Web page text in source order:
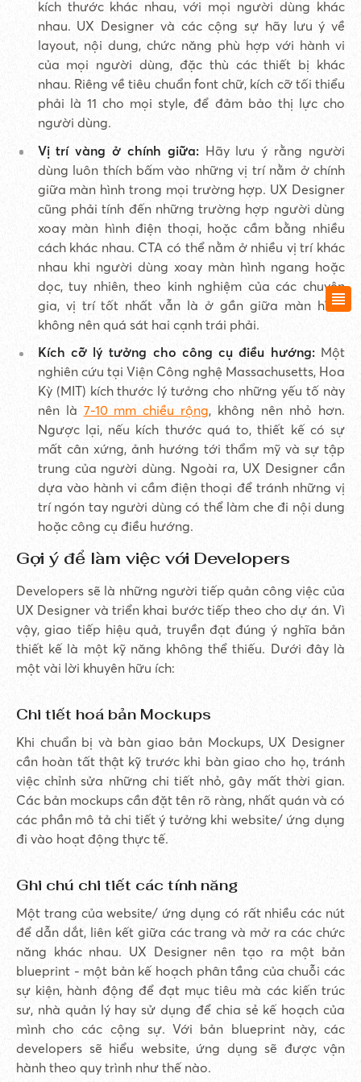
kích thước khác nhau, với mọi người dùng khác
nhau. UX Designer và các cộng sự hãy lưu ý về
layout, nội dung, chức năng phù hợp với hành vi
của mọi người dùng, đặc thù các thiết bị khác
nhau. Riêng về tiêu chuẩn font chữ, kích cỡ tối thiểu
phải là 11 cho mọi style, để đảm bảo thị lực cho
người dùng.
Vị trí vàng ở chính giữa:Hãy lưu ý rằng người
dùng luôn thích bấm vào những vị trí nằm ở chính
giữa màn hình trong mọi trường hợp. UX Designer
cũng phải tính đến những trường hợp người dùng
xoay màn hình điện thoại, hoặc cầm bằng nhiều
cách khác nhau. CTA có thể nằm ở nhiều vị trí khác
nhau khi người dùng xoay màn hình ngang hoặc
dọc, tuy nhiên, theo kinh nghiệm của các chuyên
gia, vị trí tốt nhất vẫn là ở gần giữa màn hình,
không nên quá sát hai cạnh trái phải.
Kích cỡ lý tưởng cho công cụ điều hướng:Một
nghiên cứu tại Viện Công nghệ Massachusetts, Hoa
Kỳ (MIT) kích thước lý tưởng cho những yếu tố này
nên là 7-10 mm chiều rộng, không nên nhỏ hơn.
Ngược lại, nếu kích thước quá to, thiết kế có sự
mất cân xứng, ảnh hướng tới thẩm mỹ và sự tập
trung của người dùng. Ngoài ra, UX Designer cần
dựa vào hành vi cầm điện thoại để tránh những vị
trí ngón tay người dùng có thể làm che đi nội dung
hoặc công cụ điều hướng.
Gợi ý để làm việc với Developers
Developers sẽ là những người tiếp quản công việc của
UX Designer và triển khai bước tiếp theo cho dự án. Vì
vậy, giao tiếp hiệu quả, truyền đạt đúng ý nghĩa bản
thiết kế là một kỹ năng không thể thiếu. Dưới đây là
một vài lời khuyên hữu ích:
Chi tiết hoá bản Mockups
Khi chuẩn bị và bàn giao bản Mockups, UX Designer
cần hoàn tất thật kỹ trước khi bàn giao cho họ, tránh
việc chỉnh sửa những chi tiết nhỏ, gây mất thời gian.
Các bản mockups cần đặt tên rõ ràng, nhất quán và có
các phần mô tả chi tiết ý tưởng khi website/ ứng dụng
đi vào hoạt động thực tế.
Ghi chú chi tiết các tính năng
Một trang của website/ ứng dụng có rất nhiều các nút
để dẫn dắt, liên kết giữa các trang và mở ra các chức
năng khác nhau. UX Designer nên tạo ra một bản
blueprint - một bản kế hoạch phân tầng của chuỗi các
sự kiện, hành động để đạt mục tiêu mà các kiến trúc
sư, nhà quản lý hay sử dụng để chia sẻ kế hoạch của
mình cho các cộng sự. Với bản blueprint này, các
developers sẽ hiểu website, ứng dụng sẽ được vận
hành theo quy trình như thế nào.